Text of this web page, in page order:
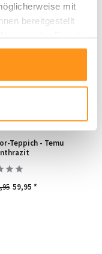
mit
bereitgestellt
20%
Teppich - Temu
59,95 *